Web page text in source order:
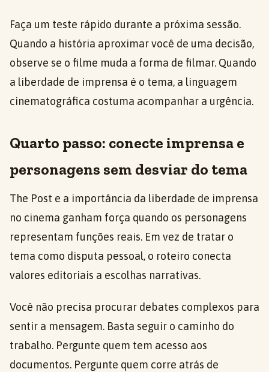
Faça um teste rápido durante a próxima sessão.
Quando a história aproximar você de uma decisão,
observe se o filme muda a forma de filmar. Quando
a liberdade de imprensa é o tema, a linguagem
cinematográfica costuma acompanhar a urgência.
Quarto passo: conecte imprensa e
personagens sem desviar do tema
The Post e a importância da liberdade de imprensa
no cinema ganham força quando os personagens
representam funções reais. Em vez de tratar o
tema como disputa pessoal, o roteiro conecta
valores editoriais a escolhas narrativas.
Você não precisa procurar debates complexos para
sentir a mensagem. Basta seguir o caminho do
trabalho. Pergunte quem tem acesso aos
documentos. Pergunte quem corre atrás de